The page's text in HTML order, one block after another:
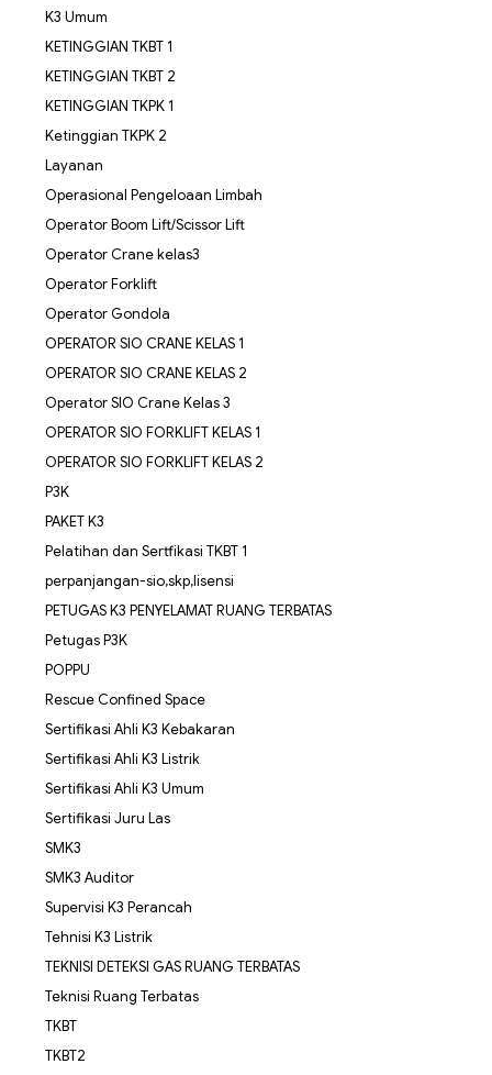
K3 Umum
KETINGGIAN TKBT 1
KETINGGIAN TKBT 2
KETINGGIAN TKPK 1
Ketinggian TKPK 2
Layanan
Operasional Pengeloaan Limbah
Operator Boom Lift/Scissor Lift
Operator Crane kelas3
Operator Forklift
Operator Gondola
OPERATOR SIO CRANE KELAS 1
OPERATOR SIO CRANE KELAS 2
Operator SIO Crane Kelas 3
OPERATOR SIO FORKLIFT KELAS 1
OPERATOR SIO FORKLIFT KELAS 2
P3K
PAKET K3
Pelatihan dan Sertfikasi TKBT 1
perpanjangan-sio,skp,lisensi
PETUGAS K3 PENYELAMAT RUANG TERBATAS
Petugas P3K
POPPU
Rescue Confined Space
Sertifikasi Ahli K3 Kebakaran
Sertifikasi Ahli K3 Listrik
Sertifikasi Ahli K3 Umum
Sertifikasi Juru Las
SMK3
SMK3 Auditor
Supervisi K3 Perancah
Tehnisi K3 Listrik
TEKNISI DETEKSI GAS RUANG TERBATAS
Teknisi Ruang Terbatas
TKBT
TKBT2